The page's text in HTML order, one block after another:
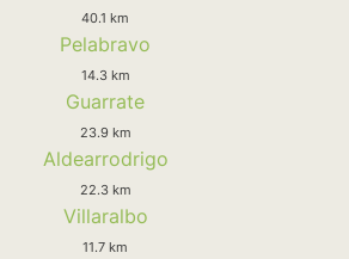
40.1 km
Pelabravo
14.3 km
Guarrate
23.9 km
Aldearrodrigo
22.3 km
Villaralbo
11.7 km